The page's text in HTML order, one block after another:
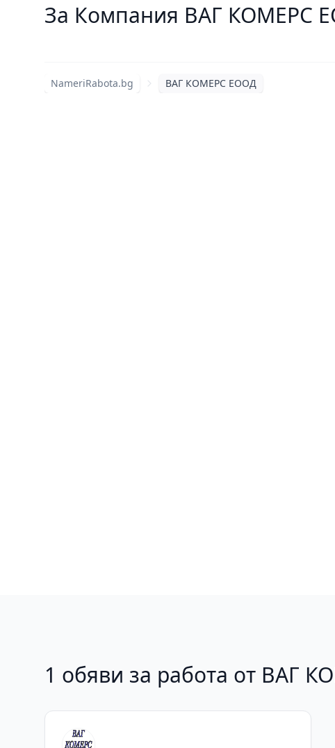
За Компания ВАГ КОМЕРС
NameriRabota.bg ВАГ КОМЕРС ЕООД
1 обяви за работа от ВАГ